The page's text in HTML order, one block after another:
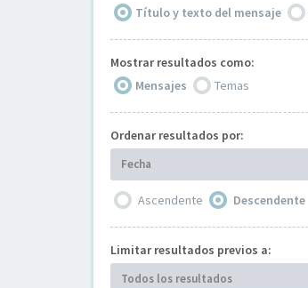
Título y texto del mensaje
Mostrar resultados como:
Mensajes
Temas
Ordenar resultados por:
Fecha
Ascendente Descendente
Limitar resultados previos a:
Todos los resultados